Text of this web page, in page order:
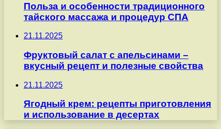
Польза и особенности традиционного
тайского массажа и процедур СПА
21.11.2025
Фруктовый салат с апельсинами –
вкусный рецепт и полезные свойства
21.11.2025
Ягодный крем: рецепты приготовления
и использование в десертах